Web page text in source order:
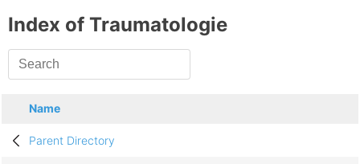
Index of Traumatologie
Name
Parent Directory